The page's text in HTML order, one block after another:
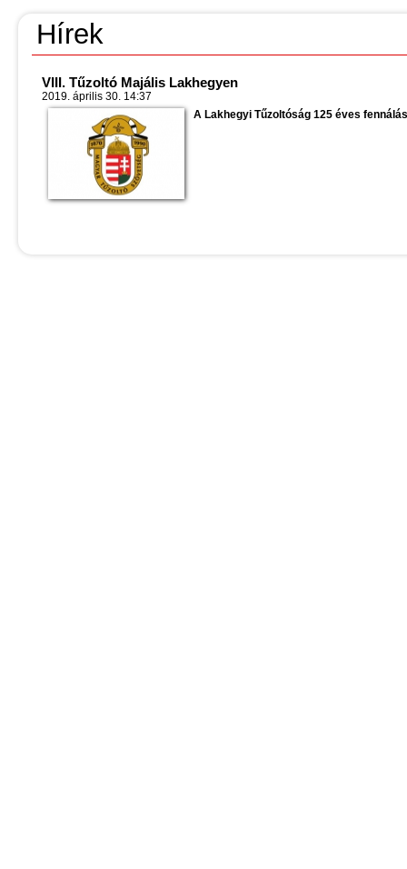
Hírek
VIII. Tűzoltó Majális Lakhegyen
2019. április 30. 14:37
A Lakhegyi Tűzoltóság 125 éves